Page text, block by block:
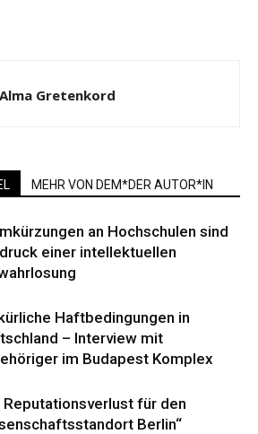
Alma Gretenkord
MEHR VON DEM*DER AUTOR*IN
an Hochschulen sind
einer intellektuellen
Haftbedingungen in
– Interview mit
im Budapest Komplex
Reputationsverlust für den
Berlin“